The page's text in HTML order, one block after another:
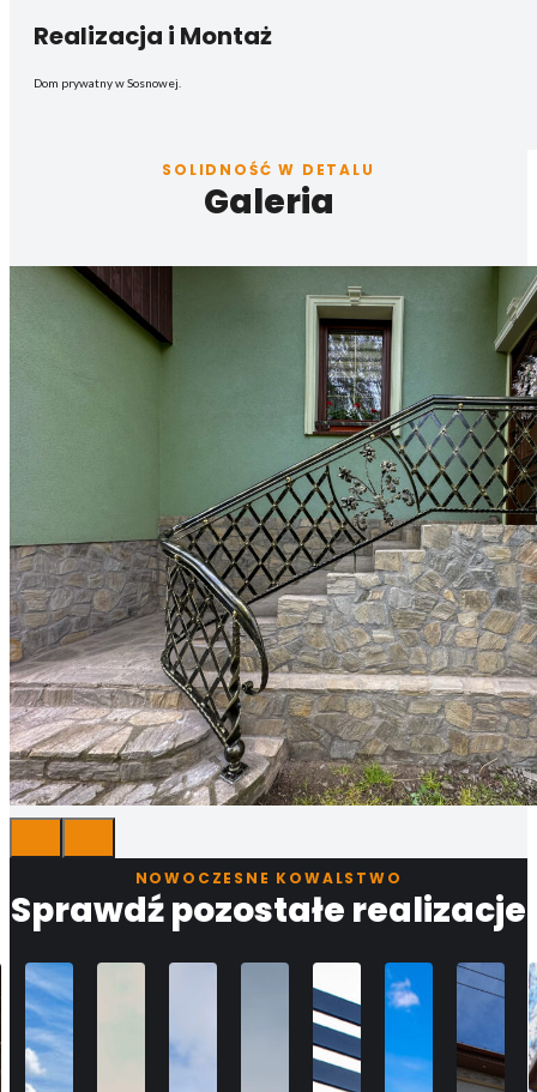
Realizacja i Montaż
Dom prywatny w Sosnowej.
SOLIDNOŚĆ W DETALU
Galeria
NOWOCZESNE KOWALSTWO
Sprawdź pozostałe realizacje